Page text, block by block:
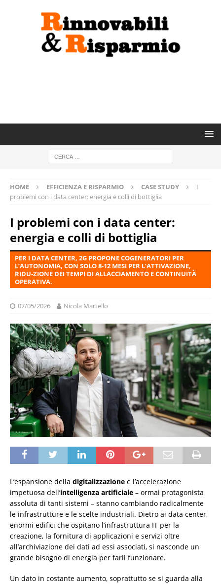
HOME EFFICIENZA E RISPARMIO CASE STUDY
I
problemi con i data center: energia e colli di bottiglia
I problemi con i data center:
energia e colli di bottiglia
PER I DATA CENTER, 2G PROPONE COGENERATORI PER
L’AUTONOMIA, CON SOLO 8-12 MESI PER L’ATTIVAZIONE,
RIDU-ZIONE DEI TEMPI DI ALLACCIAMENTO E CONTINUITÀ
OPERATIVA.
07/05/2026 Nicola Martello
L’espansione della digitalizzazione e l’accelerazione
impetuosa dell’intelligenza artificiale – ormai protagonista
assoluta di tanti sistemi – stanno cambiando radicalmente
le infrastrutture e le scelte industriali. Dietro ai data center,
enormi edifici che ospitano l’infrastruttura IT per la
creazione, la fornitura di applicazioni e servizi oltre
all’archiviazione dei dati ad essi associati, si nasconde un
grande bisogno di energia per farli funzionare.
Un dato in costante aumento, soprattutto se si guarda alla